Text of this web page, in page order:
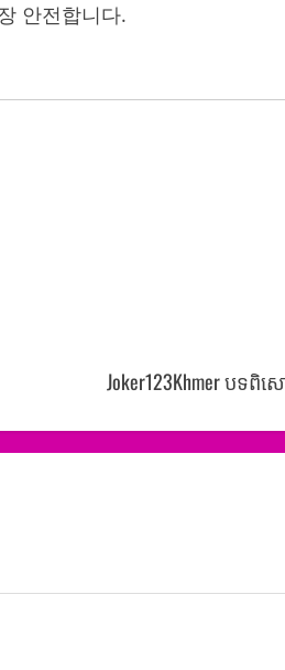
안전합니다.
Joker123Khmer បទពិ